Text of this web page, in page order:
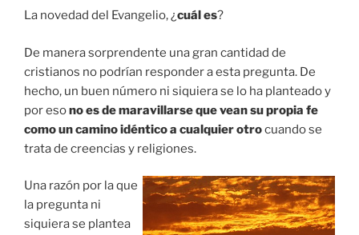
La novedad del Evangelio, ¿cuál es?
De manera sorprendente una gran cantidad de
cristianos no podrían responder a esta pregunta. De
hecho, un buen número ni siquiera se lo ha planteado y
por esono es de maravillarse que vean su propia fe
como un camino idéntico a cualquier otrocuando se
trata de creencias y religiones.
Una razón por la que
la pregunta ni
siquiera se plantea